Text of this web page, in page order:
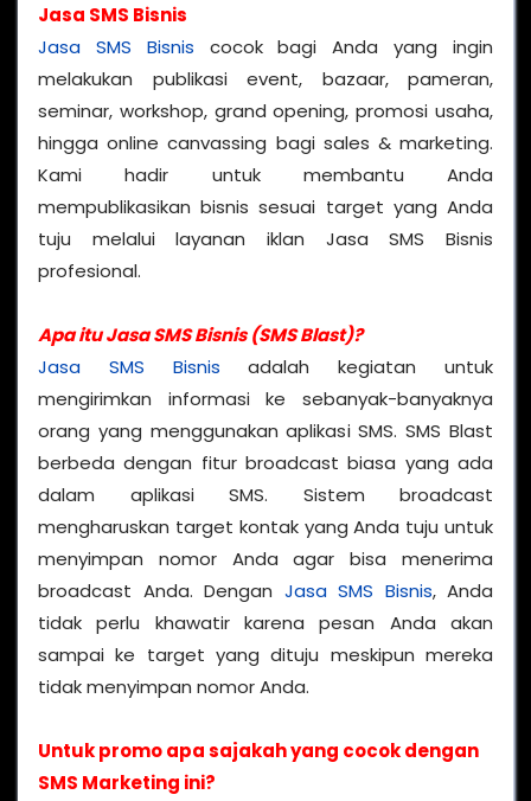
Jasa SMS Bisnis
Jasa SMS Bisnis cocok bagi Anda yang ingin
melakukan publikasi event, bazaar, pameran,
seminar, workshop, grand opening, promosi usaha,
hingga online canvassing bagi sales & marketing.
Kami hadir untuk membantu Anda
mempublikasikan bisnis sesuai target yang Anda
tuju melalui layanan iklan Jasa SMS Bisnis
profesional.
Apa itu Jasa SMS Bisnis (SMS Blast)?
Jasa SMS Bisnis adalah kegiatan untuk
mengirimkan informasi ke sebanyak-banyaknya
orang yang menggunakan aplikasi SMS. SMS Blast
berbeda dengan fitur broadcast biasa yang ada
dalam aplikasi SMS. Sistem broadcast
mengharuskan target kontak yang Anda tuju untuk
menyimpan nomor Anda agar bisa menerima
broadcast Anda. Dengan Jasa SMS Bisnis, Anda
tidak perlu khawatir karena pesan Anda akan
sampai ke target yang dituju meskipun mereka
tidak menyimpan nomor Anda.
Untuk promo apa sajakah yang cocok dengan
SMS Marketing ini?